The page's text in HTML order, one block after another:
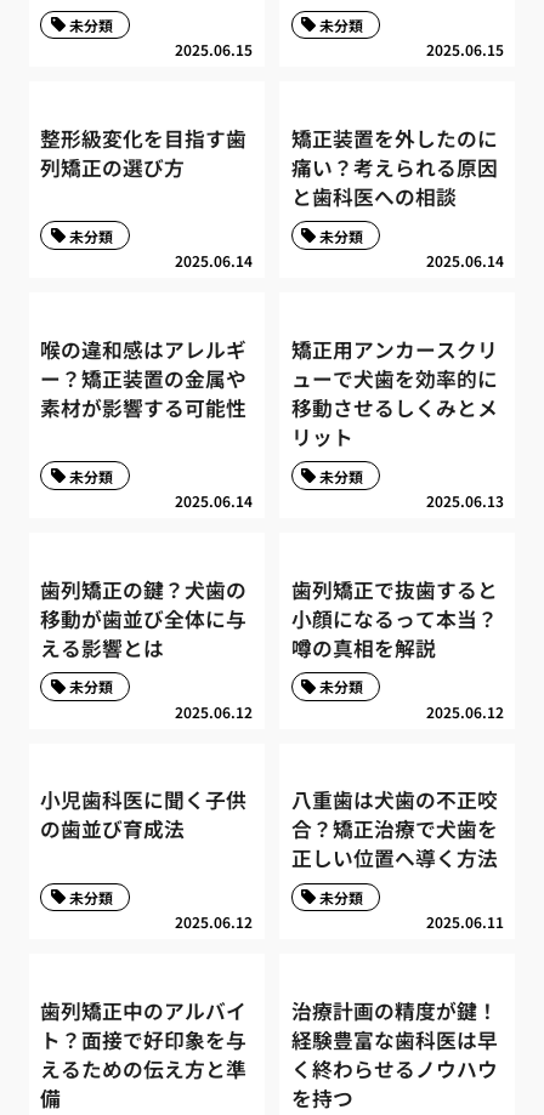
2025.06.15
未分類
2025.06.15
未分類
整形級変化を目指す歯
列矯正の選び方
2025.06.14
未分類
矯正装置を外したのに
痛い？考えられる原因
と歯科医への相談
2025.06.14
未分類
喉の違和感はアレルギ
ー？矯正装置の金属や
素材が影響する可能性
2025.06.14
未分類
矯正用アンカースクリ
ューで犬歯を効率的に
移動させるしくみとメ
リット
2025.06.13
未分類
歯列矯正の鍵？犬歯の
移動が歯並び全体に与
える影響とは
2025.06.12
未分類
歯列矯正で抜歯すると
小顔になるって本当？
噂の真相を解説
2025.06.12
未分類
小児歯科医に聞く子供
の歯並び育成法
2025.06.12
未分類
八重歯は犬歯の不正咬
合？矯正治療で犬歯を
正しい位置へ導く方法
2025.06.11
未分類
歯列矯正中のアルバイ
ト？面接で好印象を与
えるための伝え方と準
備
治療計画の精度が鍵！
経験豊富な歯科医は早
く終わらせるノウハウ
を持つ